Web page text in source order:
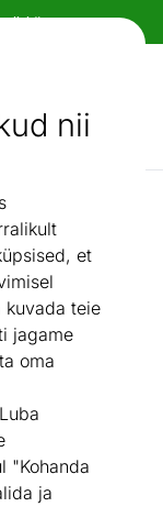
nii
et
kuvada teie
jagame
oma
"Kohanda
ja
AI otsing